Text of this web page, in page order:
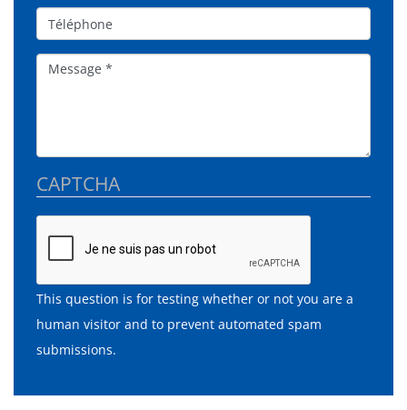
Téléphone
Message
CAPTCHA
This question is for testing whether or not you are a
human visitor and to prevent automated spam
submissions.